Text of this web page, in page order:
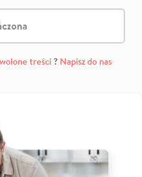
treści? Napisz do nas